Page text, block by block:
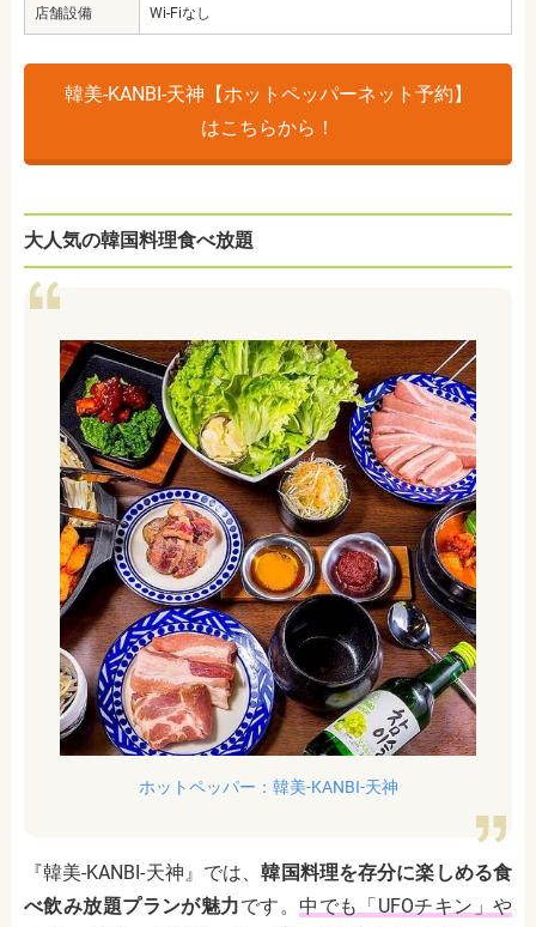
店舗設備 Wi-Fiなし
韓美-KANBI-天神【ホットペッパーネット予約】
はこちらから！
大人気の韓国料理食べ放題
ホットペッパー：韓美-KANBI-天神
『韓美-KANBI-天神』では、韓国料理を存分に楽しめる食
べ飲み放題プランが魅力です。 中でも「UFOチキン」や